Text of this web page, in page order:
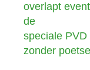
overlapt
de
speciale
zonder